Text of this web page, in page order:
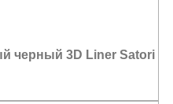
черный 3D Liner Satori